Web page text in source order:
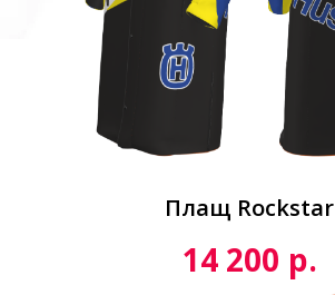
Плащ Rockstar
14 200 р.